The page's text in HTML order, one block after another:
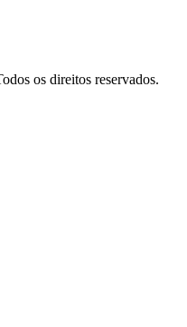
os direitos reservados.